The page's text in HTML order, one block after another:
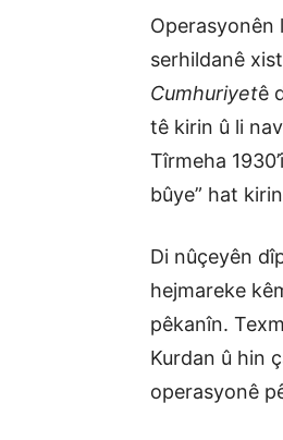
Operasyonên
serhildanê
Cumhuriyetê
tê kirin û li
Tîrmeha
bûye” hat
Di nûçeyên
hejmareke
pêkanîn.
Kurdan û hin
operasyonê